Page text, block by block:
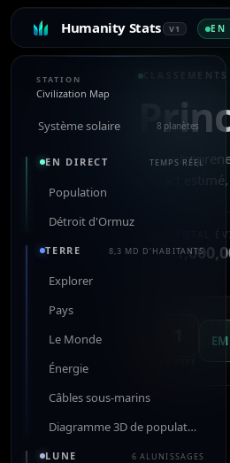
Humanity Stats V1 EN
STATION
Civilization Map
Système solaire 8 planètes
EN DIRECT TEMPS RÉEL
Population
Détroit d'Ormuz
TERRE 8,3 MD D'HABITANTS
Explorer
Pays
Le Monde
Énergie
Câbles sous-marins
Diagramme 3D de population
LUNE 6 ALUNISSAGES
Des
Impact
1
TOTAL
EM